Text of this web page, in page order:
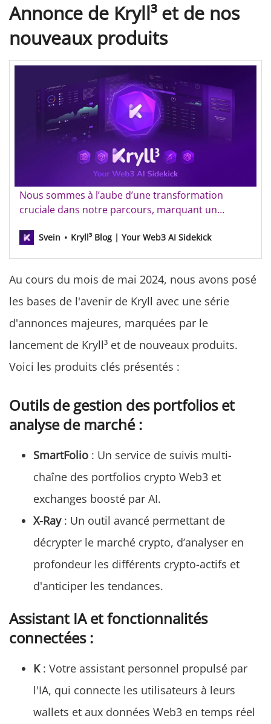
Annonce de Kryll³ et de nos
nouveaux produits
Kryll devient Kryll³ : Votre solution IA Web3
Nous sommes à l’aube d’une transformation
cruciale dans notre parcours, marquant un
fournir des outils d’investissement avancés.
potentiel du marché crypto en fourniss…
Svein Kryll³ Blog | Your Web3 AI Sidekick
Au cours du mois de mai 2024, nous avons posé
les bases de l'avenir de Kryll avec une série
d'annonces majeures, marquées par le
lancement de Kryll³ et de nouveaux produits.
Voici les produits clés présentés :
Outils de gestion des portfolios et
analyse de marché:
SmartFolio : Un service de suivis multi-
chaîne des portfolios crypto Web3 et
exchanges boosté par AI.
X-Ray: Un outil avancé permettant de
décrypter le marché crypto, d’analyser en
profondeur les différents crypto-actifs et
d'anticiper les tendances.
Assistant IA et fonctionnalités
connectées:
K: Votre assistant personnel propulsé par
l'IA, qui connecte les utilisateurs à leurs
wallets et aux données Web3 en temps réel